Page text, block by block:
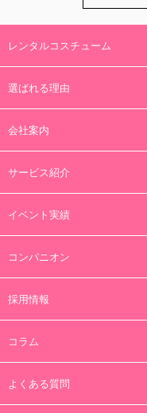
レンタルコスチューム
選ばれる理由
会社案内
サービス紹介
イベント実績
コンパニオン
採用情報
コラム
よくある質問